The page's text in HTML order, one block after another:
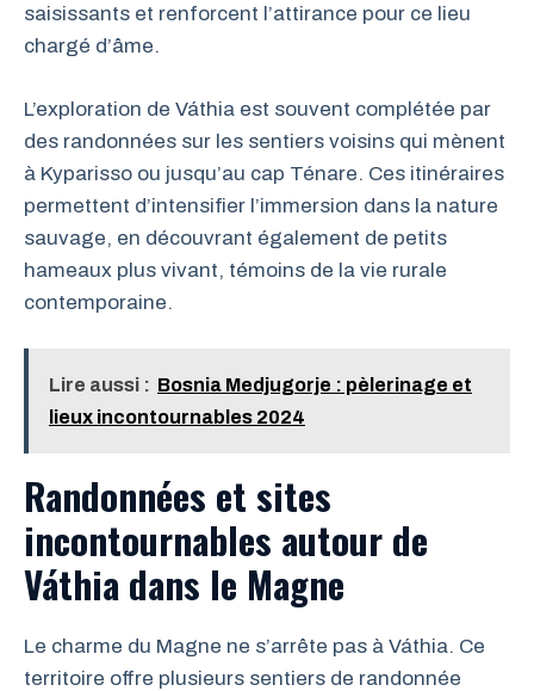
saisissants et renforcent l’attirance pour ce lieu
chargé d’âme.
L’exploration de Váthia est souvent complétée par
des randonnées sur les sentiers voisins qui mènent
à Kyparisso ou jusqu’au cap Ténare. Ces itinéraires
permettent d’intensifier l’immersion dans la nature
sauvage, en découvrant également de petits
hameaux plus vivant, témoins de la vie rurale
contemporaine.
Lire aussi : Bosnia Medjugorje : pèlerinage et
lieux incontournables 2024
Randonnées et sites
incontournables autour de
Váthia dans le Magne
Le charme du Magne ne s’arrête pas à Váthia. Ce
territoire offre plusieurs sentiers de randonnée